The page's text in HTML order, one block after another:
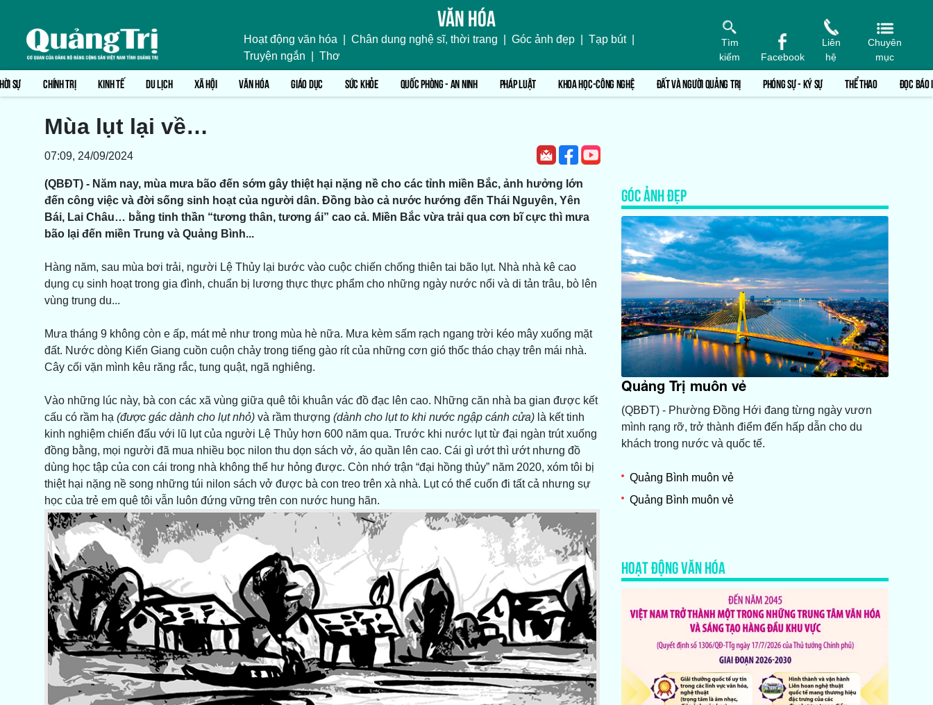
Văn hóa
Hoạt động văn hóa Chân dung nghệ sĩ, thời trang Góc ảnh đẹp Tạp bút
Truyện ngắn
Thơ
Tìm
kiếm
Facebook
Liên
hệ
Chuyên
mục
SỰ CHÍNH TRỊ KINH TẾ DU LỊCH XÃ HỘI VĂN HÓA GIÁO DỤC SỨC KHỎE QUỐC PHÒNG - AN NINH PHÁP LUẬT KHOA HỌC-CÔNG NGHỆ ĐẤT VÀ NGƯỜI QUẢNG TRỊ PHÓNG SỰ - KÝ SỰ THỂ THAO ĐỌC BÁO
Mùa lụt lại về…
07:09, 24/09/2024
(QBĐT) - Năm nay, mùa mưa bão đến sớm gây thiệt hại nặng nề cho các tỉnh miền Bắc, ảnh hưởng lớn
đến công việc và đời sống sinh hoạt của người dân. Đồng bào cả nước hướng đến Thái Nguyên, Yên
Bái, Lai Châu… bằng tinh thần “tương thân, tương ái” cao cả. Miền Bắc vừa trải qua cơn bĩ cực thì mưa
bão lại đến miền Trung và Quảng Bình...
Hàng năm, sau mùa bơi trải, người Lệ Thủy lại bước vào cuộc chiến chống thiên tai bão lụt. Nhà nhà kê cao
dụng cụ sinh hoạt trong gia đình, chuẩn bị lương thực thực phẩm cho những ngày nước nổi và di tản trâu, bò lên
vùng trung du...
Mưa tháng 9 không còn e ấp, mát mẻ như trong mùa hè nữa. Mưa kèm sấm rạch ngang trời kéo mây xuống mặt
đất. Nước dòng Kiến Giang cuồn cuộn chảy trong tiếng gào rít của những cơn gió thốc tháo chạy trên mái nhà.
Cây cối vặn mình kêu răng rắc, tung quật, ngã nghiêng.
Vào những lúc này, bà con các xã vùng giữa quê tôi khuân vác đồ đạc lên cao. Những căn nhà ba gian được kết
cấu có rầm hạ (được gác dành cho lụt nhỏ)và rầm thượng (dành cho lụt to khi nước ngập cánh cửa)là kết tinh
kinh nghiệm chiến đấu với lũ lụt của người Lệ Thủy hơn 600 năm qua. Trước khi nước lụt từ đại ngàn trút xuống
đồng bằng, mọi người đã mua nhiều bọc nilon thu dọn sách vở, áo quần lên cao. Cái gì ướt thì ướt nhưng đồ
dùng học tập của con cái trong nhà không thể hư hỏng được. Còn nhớ trận “đại hồng thủy” năm 2020, xóm tôi bị
thiệt hại nặng nề song những túi nilon sách vở được bà con treo trên xà nhà. Lụt có thể cuốn đi tất cả nhưng sự
học của trẻ em quê tôi vẫn luôn đứng vững trên con nước hung hãn.
GÓC ẢNH ĐẸP
Quảng Trị muôn vẻ
(QBĐT) - Phường Đồng Hới đang từng ngày vươn
mình rạng rỡ, trở thành điểm đến hấp dẫn cho du
khách trong nước và quốc tế.
Quảng Bình muôn vẻ
Quảng Bình muôn vẻ
HOẠT ĐỘNG VĂN HÓA